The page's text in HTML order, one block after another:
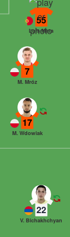
55
Luís Mata
7
M. Mróz
17
M. Wdowiak
22
V. Bichakhchyan